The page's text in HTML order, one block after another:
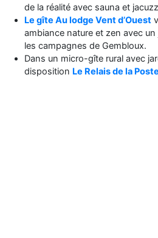
de la réalité avec sauna et
Le gîte Au lodge Vent d’Ouest
ambiance nature et zen avec
les campagnes de Gembloux.
Dans un micro-gîte rural avec
disposition Le Relais de la